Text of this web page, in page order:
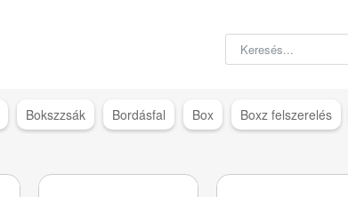
Bokszzsák Bordásfal Box Boxz felszerelés